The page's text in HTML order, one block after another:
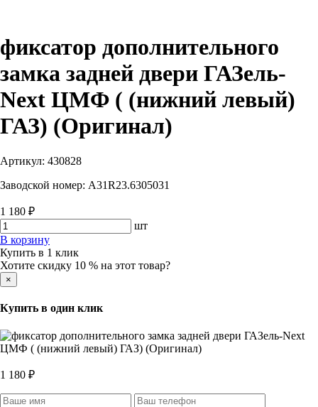
фиксатор дополнительного
замка задней двери ГАЗель-
Next ЦМФ ( (нижний левый)
ГАЗ) (Оригинал)
Артикул: 430828
Заводской номер: А31R23.6305031
1 180 ₽
шт
В корзину
Купить в 1 клик
Хотите скидку 10 % на этот товар?
×
Купить в один клик
1 180 ₽